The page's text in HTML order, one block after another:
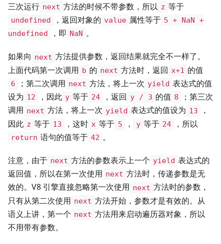
三次运行 next 方法的时候不带参数，所以 z 等于
undefined ，返回对象的 value 属性等于 5 + NaN +
undefined
，即 NaN 。
如果向 next 方法提供参数，返回结果就完全不一样了。
上面代码第一次调用 b 的 next 方法时，返回 x+1 的值
6 ；第二次调用 next 方法，将上一次 yield 表达式的值
设为 12 ，因此 y 等于 24 ，返回 y / 3 的值 8
；第三次
调用 next 方法，将上一次 yield 表达式的值设为 13
，
因此 z 等于 13 ，这时 x 等于 5 ， y 等于 24 ，所以
return 语句的值等于 42 。
注意，由于 next 方法的参数表示上一个 yield 表达式的
返回值，所以在第一次使用 next 方法时，传递参数是无
效的。V8 引擎直接忽略第一次使用 next 方法时的参数，
只有从第二次使用 next 方法开始，参数才是有效的。从
语义上讲，第一个 next 方法用来启动遍历器对象，所以
不用带有参数。